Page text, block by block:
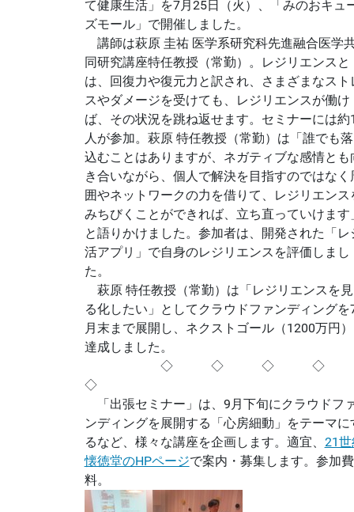
て健康生活」を7月25日（火）、「みのおキュ
ズモール」で開催しました。
講師は萩原 圭祐 医学系研究科先進融合医学
同研究講座特任教授（常勤）。レジリエンスと
は、回復力や復元力と訳され、さまざまなスト
スやダメージを受けても、レジリエンスが働け
ば、その状況を跳ね返せます。セミナーには約
人が参加。萩原 特任教授（常勤）は「誰でも
込むことはありますが、ネガティブな感情とも
き合いながら、個人で解決を目指すのではなく
囲やネットワークの力を借りて、レジリエンス
みちびくことができれば、立ち直っていけます
と語りかけました。参加者は、開発された「レ
活アプリ」で自身のレジリエンスを評価しまし
た。
萩原 特任教授（常勤）は「レジリエンスを
る化したい」としてクラウドファンディングを
月末まで展開し、ネクストゴール（1200万円
達成しました。
◇ ◇ ◇
◇
「出張セミナー」は、9月下旬にクラウドフ
ンディングを展開する「心房細動」をテーマに
るなど、様々な講座を企画します。適宜、 21世
懐徳堂のHPページで案内・募集します。参加
料。